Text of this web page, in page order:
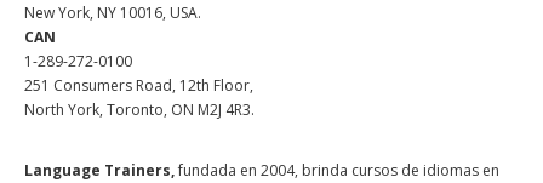
New York, NY 10016, USA.
CAN
1-289-272-0100
251 Consumers Road, 12th Floor,
North York, Toronto, ON M2J 4R3.
Language Trainers,fundada en 2004, brinda cursos de idiomas en